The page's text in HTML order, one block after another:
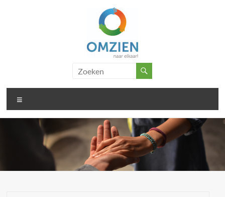
naar
elkaar
met
je